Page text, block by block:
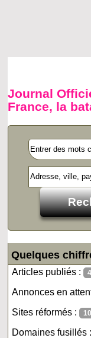
Journal
France, la
Quelques
Articles publiés :
Annonces en
Sites réformés :
Domaines fusillés